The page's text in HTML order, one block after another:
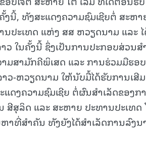
ງນີ້, ທັງສະແດງຄວາມຊົມເຊີຍຕໍ່ ສະຫ
ນປະເທດ ແຫ່ງ ສສ ຫວຽດນາມ ແລະ
ໃນຄັ້ງນີ້ ຊຶ່ງເປັນການປະກອບສ່ວນ
ສາມັກຄີພິເສດ ແລະ ການຮ່ວມມືຮອບ
ວ-ຫວຽດນາມ ໃຫ້ນັບມື້ໄດ້ຮັບການເສີມ
ດງຄວາມຊົມເຊີຍ ຕໍ່ຜົນສໍາເລັດຂອງກ
ສຸລິດ ແລະ ສະຫາຍ ປະທານປະເທດ
າທີ່ສໍາຄັນ ທັງຍັງໄດ້ສໍາເລັດການລົງນ
15.040(07-08-